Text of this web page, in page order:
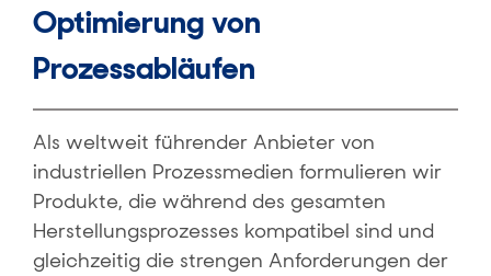
Optimierung von
Prozessabläufen
Als weltweit führender Anbieter von
industriellen Prozessmedien formulieren wir
Produkte, die während des gesamten
Herstellungsprozesses kompatibel sind und
gleichzeitig die strengen Anforderungen der